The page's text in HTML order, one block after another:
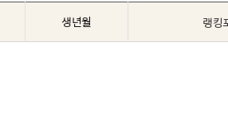
생년월 랭킹